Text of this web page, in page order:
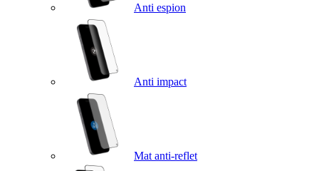
Anti espion
Anti impact
Mat anti-reflet